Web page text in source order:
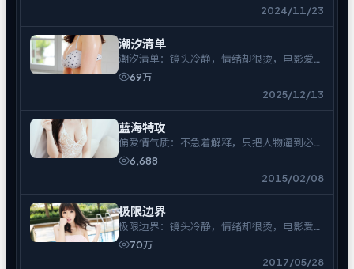
2024/11/23
潮汐清单
潮汐清单：镜头冷静，情绪却很烫，电影爱好
者可入。
69万
2025/12/13
蓝海特攻
偏爱情气质：不急着解释，只把人物逼到必须
表态的时刻。
6,688
2015/02/08
极限边界
极限边界：镜头冷静，情绪却很烫，电影爱好
者可入。
70万
2017/05/28